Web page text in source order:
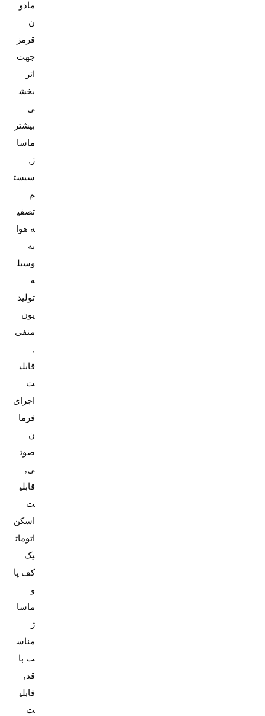
مادو
ن
قرمز
جهت
اثر
بخش
ی
بیشتر
ماسا
ژ,
سیست
م
تصفی
ه هوا
به
وسیل
ه
تولید
یون
منفی
,
قابلی
ت
اجرای
فرما
ن
صوت
ی,
قابلی
ت
اسکن
اتومات
یک
کف پا
و
ماسا
ژ
مناس
ب با
قد,
قابلی
ت